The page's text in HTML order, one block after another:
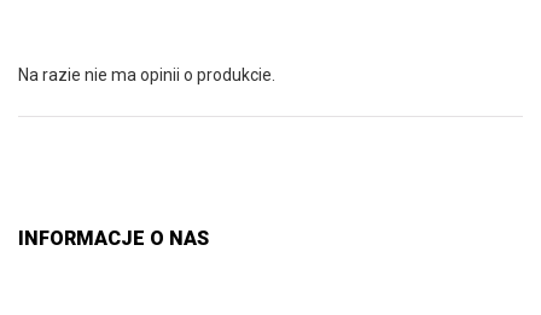
Na razie nie ma opinii o produkcie.
INFORMACJE O NAS